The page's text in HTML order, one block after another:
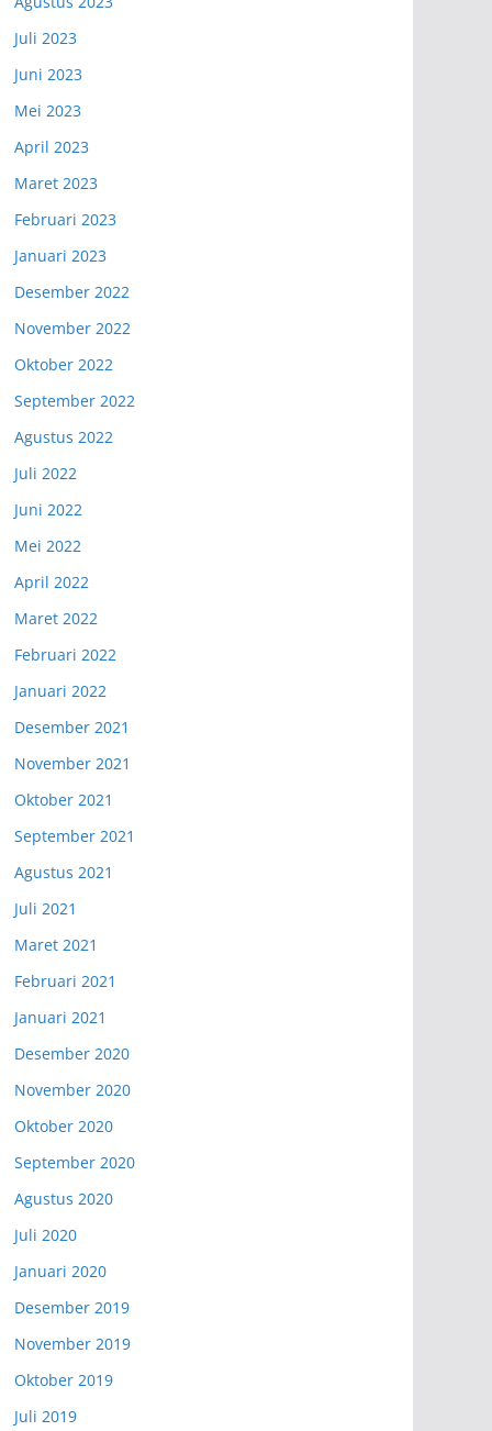
Juli 2023
Juni 2023
Mei 2023
April 2023
Maret 2023
Februari 2023
Januari 2023
Desember 2022
November 2022
Oktober 2022
September 2022
Agustus 2022
Juli 2022
Juni 2022
Mei 2022
April 2022
Maret 2022
Februari 2022
Januari 2022
Desember 2021
November 2021
Oktober 2021
September 2021
Agustus 2021
Juli 2021
Maret 2021
Februari 2021
Januari 2021
Desember 2020
November 2020
Oktober 2020
September 2020
Agustus 2020
Juli 2020
Januari 2020
Desember 2019
November 2019
Oktober 2019
Juli 2019